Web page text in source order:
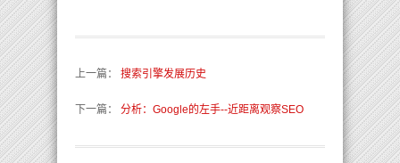
上一篇 ： 搜索引擎发展历史
下一篇 ： 分析：Google的左手--近距离观察SEO